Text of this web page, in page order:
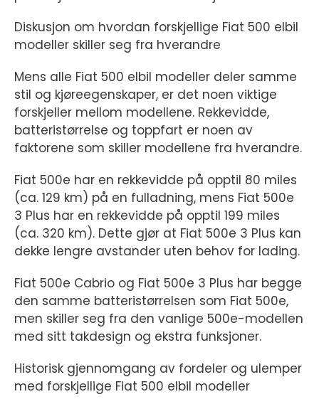
Diskusjon om hvordan forskjellige Fiat 500 elbil
modeller skiller seg fra hverandre
Mens alle Fiat 500 elbil modeller deler samme
stil og kjøreegenskaper, er det noen viktige
forskjeller mellom modellene. Rekkevidde,
batteristørrelse og toppfart er noen av
faktorene som skiller modellene fra hverandre.
Fiat 500e har en rekkevidde på opptil 80 miles
(ca. 129 km) på en fulladning, mens Fiat 500e
3 Plus har en rekkevidde på opptil 199 miles
(ca. 320 km). Dette gjør at Fiat 500e 3 Plus kan
dekke lengre avstander uten behov for lading.
Fiat 500e Cabrio og Fiat 500e 3 Plus har begge
den samme batteristørrelsen som Fiat 500e,
men skiller seg fra den vanlige 500e-modellen
med sitt takdesign og ekstra funksjoner.
Historisk gjennomgang av fordeler og ulemper
med forskjellige Fiat 500 elbil modeller